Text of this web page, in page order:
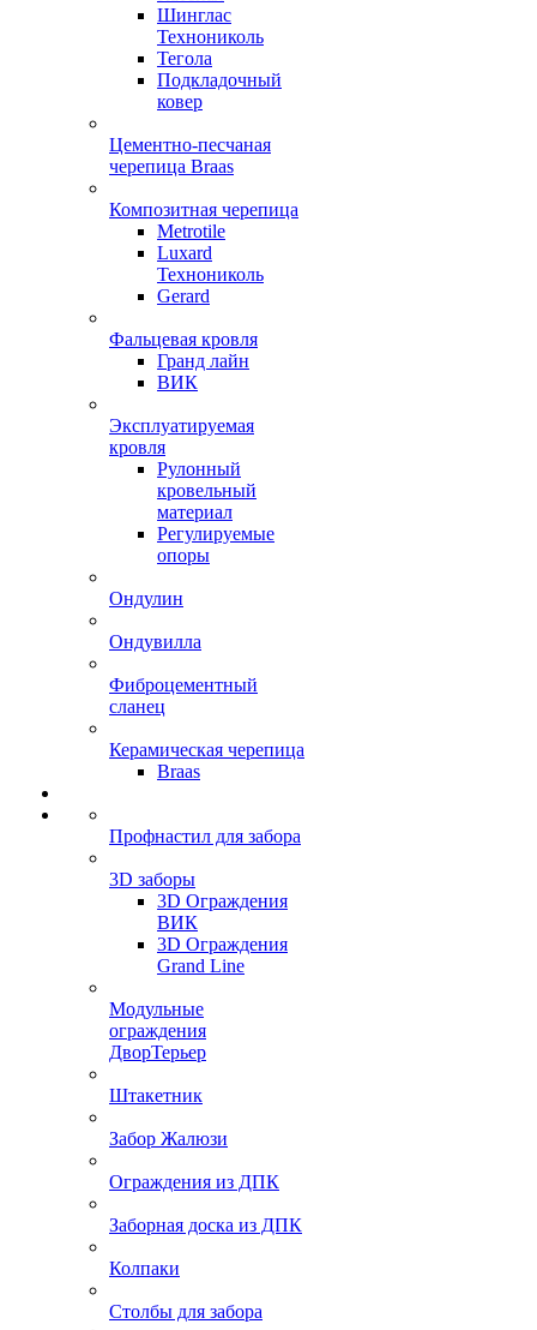
Шинглас
Технониколь
Тегола
Подкладочный
ковер
Цементно-песчаная
черепица Braas
Композитная черепица
Metrotile
Luxard
Технониколь
Gerard
Фальцевая кровля
Гранд лайн
ВИК
Эксплуатируемая
кровля
Рулонный
кровельный
материал
Регулируемые
опоры
Ондулин
Ондувилла
Фиброцементный
сланец
Керамическая черепица
Braas
Профнастил для забора
3D заборы
3D Ограждения
ВИК
3D Ограждения
Grand Line
Модульные
ограждения
ДворТерьер
Штакетник
Забор Жалюзи
Ограждения из ДПК
Заборная доска из ДПК
Колпаки
Столбы для забора